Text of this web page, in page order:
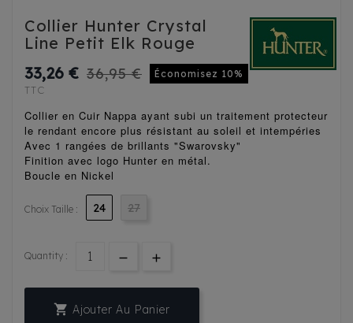
Collier Hunter Crystal
Line Petit Elk Rouge
33,26 € 36,95 € Économisez 10%
TTC
Collier en Cuir Nappa ayant subi un traitement protecteur
le rendant encore plus résistant au soleil et intempéries
Avec 1 rangées de brillants "Swarovsky"
Finition avec logo Hunter en métal.
Boucle en Nickel
Choix Taille : 24 27
Quantity :
 Ajouter Au Panier